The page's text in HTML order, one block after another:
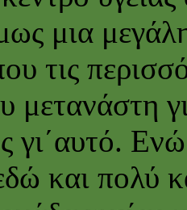
μια
τις
μετανάστη
γι΄αυτό.
και πολύ